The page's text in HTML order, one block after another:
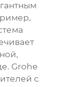
Grohe
с